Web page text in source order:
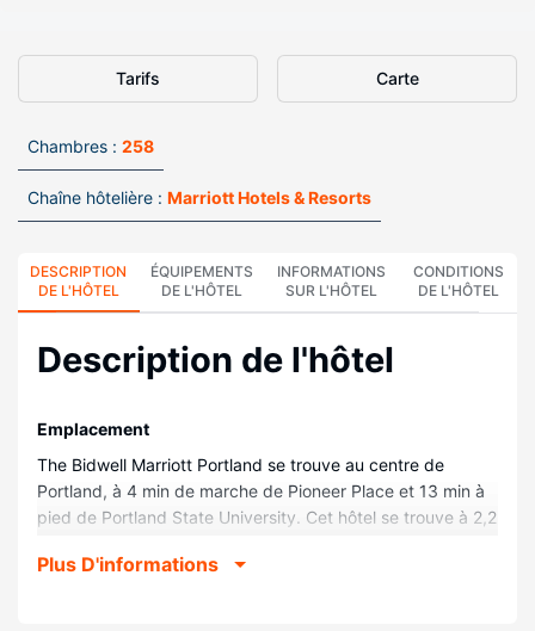
Tarifs Carte
Chambres : 258
Chaîne hôtelière : Marriott Hotels & Resorts
DESCRIPTION
DE L'HÔTEL
ÉQUIPEMENTS
DE L'HÔTEL
INFORMATIONS
SUR L'HÔTEL
CONDITIONS
DE L'HÔTEL
Description de l'hôtel
Emplacement
The Bidwell Marriott Portland se trouve au centre de
Portland, à 4 min de marche de Pioneer Place et 13 min à
pied de Portland State University. Cet hôtel se trouve à 2,2
omnisports Veterans Memorial Coliseum.
Plus D'informations